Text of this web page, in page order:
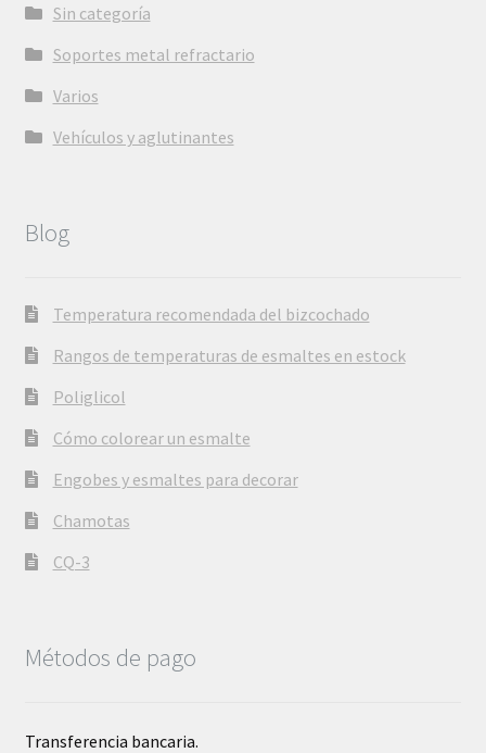
Sin categoría
Soportes metal refractario
Varios
Vehículos y aglutinantes
Blog
Temperatura recomendada del bizcochado
Rangos de temperaturas de esmaltes en estock
Poliglicol
Cómo colorear un esmalte
Engobes y esmaltes para decorar
Chamotas
CQ-3
Métodos de pago
Transferencia bancaria.